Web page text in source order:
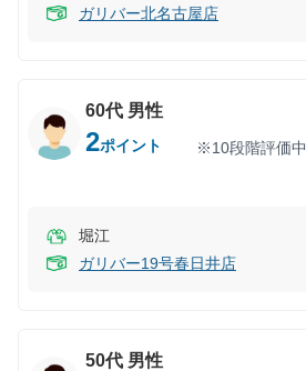
ガリバー北名古屋店
60代 男性
2ポイント ※10段階評価中
堀江
ガリバー19号春日井店
50代 男性